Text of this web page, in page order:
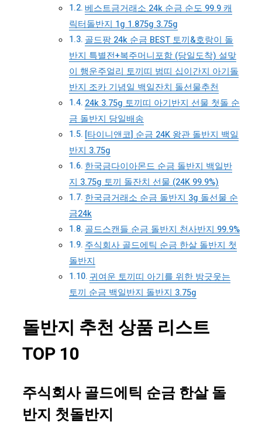
베스트금거래소 24k 순금 순도 99.9 캐
릭터돌반지 1g 1.875g 3.75g
골드팡 24k 순금 BEST 토끼&호랑이 돌
반지 특별전+복주머니포함 (당일도착) 설맞
이 행운주얼리 토끼띠 범띠 십이간지 아기돌
반지 조카 기념일 백일잔치 돌선물추천
24k 3.75g 토끼띠 아기반지 선물 첫돌 순
금 돌반지 당일배송
[타이니앤코] 순금 24K 왕관 돌반지 백일
반지 3.75g
한국금다이아몬드 순금 돌반지 백일반
지 3.75g 토끼 돌잔치 선물 (24K 99.9%)
한국금거래소 순금 돌반지 3g 돌선물 순
금24k
골드스캔들 순금 돌반지 천사반지 99.9%
주식회사 골드에틱 순금 한살 돌반지 첫
돌반지
귀여운 토끼띠 아기를 위한 방긋웃는
토끼 순금 백일반지 돌반지 3.75g
돌반지 추천 상품 리스트
TOP 10
주식회사 골드에틱 순금 한살 돌
반지 첫돌반지